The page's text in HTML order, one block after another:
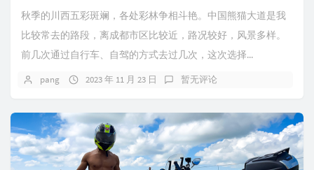
秋季的川西五彩斑斓，各处彩林争相斗艳。中国熊猫大道是我
比较常去的路段，离成都市区比较近，路况较好，风景多样。
前几次通过自行车、自驾的方式去过几次，这次选择...
pang 2023 年 11 月 23 日 暂无评论